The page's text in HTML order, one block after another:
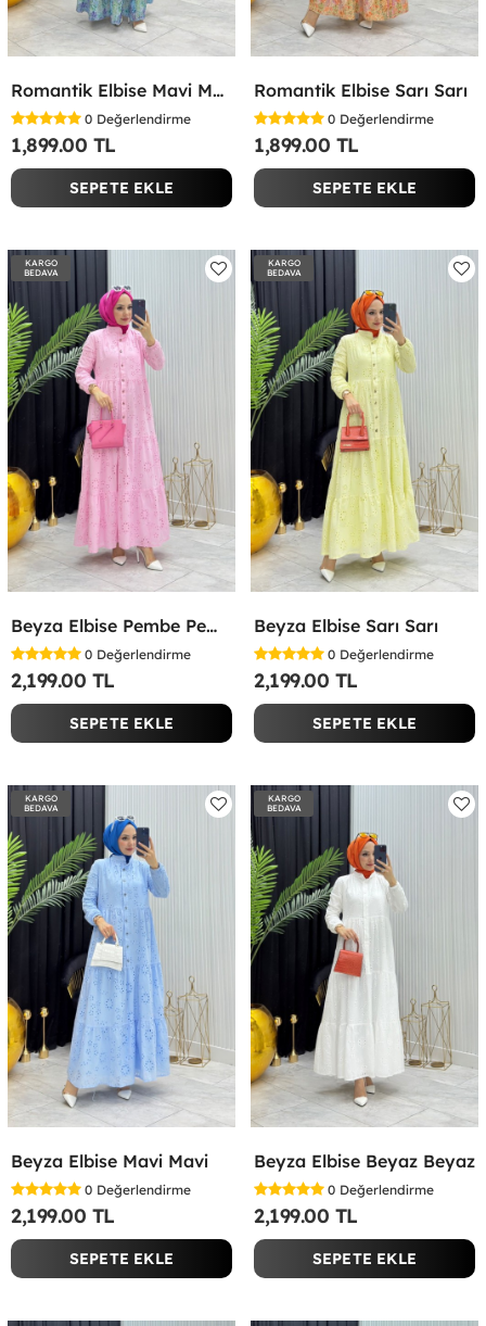
Romantik Elbise Mavi Mavi
0 Değerlendirme
1,899.00 TL
SEPETE EKLE
Romantik Elbise Sarı Sarı
0 Değerlendirme
1,899.00 TL
SEPETE EKLE
KARGO
BEDAVA
Beyza Elbise Pembe Pembe
0 Değerlendirme
2,199.00 TL
SEPETE EKLE
KARGO
BEDAVA
Beyza Elbise Sarı Sarı
0 Değerlendirme
2,199.00 TL
SEPETE EKLE
KARGO
BEDAVA
Beyza Elbise Mavi Mavi
0 Değerlendirme
2,199.00 TL
SEPETE EKLE
KARGO
BEDAVA
Beyza Elbise Beyaz Beyaz
0 Değerlendirme
2,199.00 TL
SEPETE EKLE